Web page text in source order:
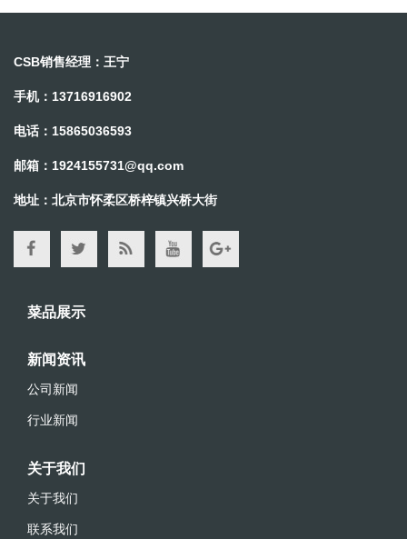
CSB销售经理：王宁
手机：13716916902
电话：15865036593
邮箱： 1924155731@qq.com
地址：北京市怀柔区桥梓镇兴桥大街
菜品展示
新闻资讯
公司新闻
行业新闻
关于我们
关于我们
联系我们